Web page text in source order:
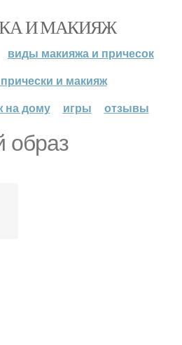
И МАКИЯЖ
виды макияжа и причесок
и макияж
на дому
игры отзывы
образ